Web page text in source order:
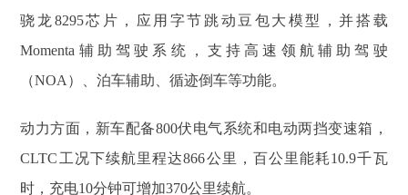
骁龙8295芯片，应用字节跳动豆包大模型，并搭载
Momenta辅助驾驶系统，支持高速领航辅助驾驶
（NOA）、泊车辅助、循迹倒车等功能。
动力方面，新车配备800伏电气系统和电动两挡变速箱，
CLTC工况下续航里程达866公里，百公里能耗10.9千瓦
时，充电10分钟可增加370公里续航。